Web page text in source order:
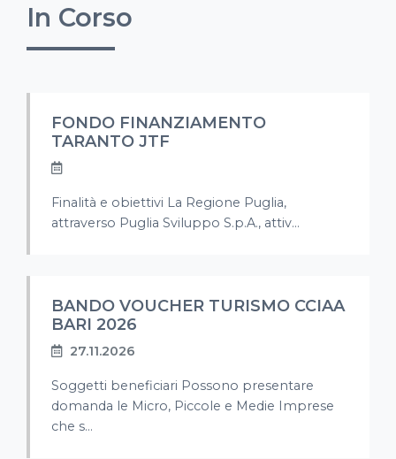
In Corso
FONDO FINANZIAMENTO
TARANTO JTF
Finalità e obiettivi La Regione Puglia,
attraverso Puglia Sviluppo S.p.A., attiv...
BANDO VOUCHER TURISMO CCIAA
BARI 2026
27.11.2026
Soggetti beneficiari Possono presentare
domanda le Micro, Piccole e Medie Imprese
che s...